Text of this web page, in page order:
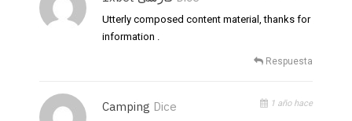
Utterly composed content material, thanks for
information .
Respuesta
Camping Dice 1 año hace